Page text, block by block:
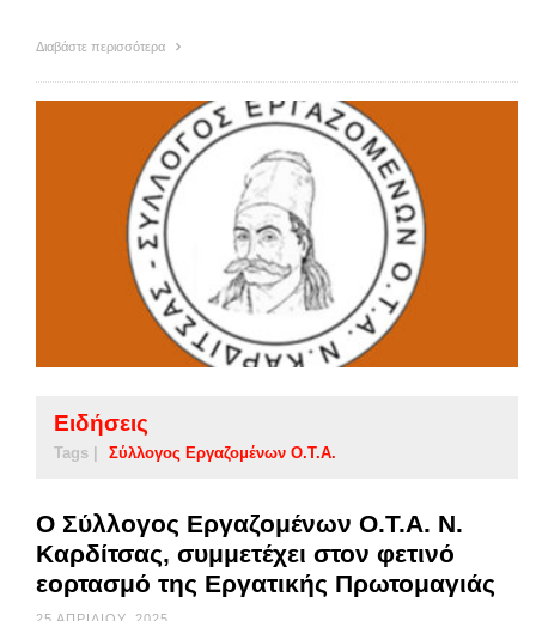
Διαβάστε περισσότερα
Ειδήσεις
Tags | Σύλλογος Εργαζομένων Ο.Τ.Α.
Ο Σύλλογος Εργαζομένων Ο.Τ.Α. Ν.
Καρδίτσας, συμμετέχει στον φετινό
εορτασμό της Εργατικής Πρωτομαγιάς